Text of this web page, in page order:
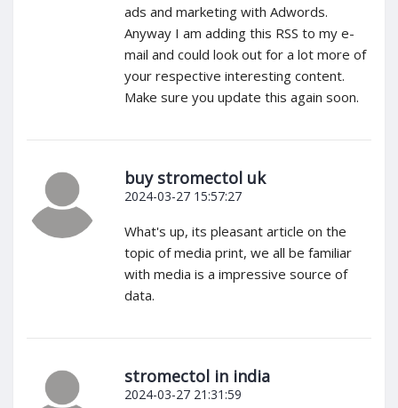
ads and marketing with Adwords.
Anyway I am adding this RSS to my e-
mail and could look out for a lot more of
your respective interesting content.
Make sure you update this again soon.
buy stromectol uk
2024-03-27 15:57:27
What's up, its pleasant article on the
topic of media print, we all be familiar
with media is a impressive source of
data.
stromectol in india
2024-03-27 21:31:59